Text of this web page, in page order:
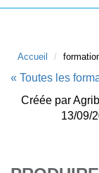
Accueil
« Toutes les
Créée par
13/09/